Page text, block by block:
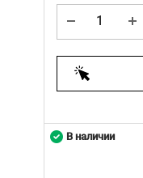
В наличии